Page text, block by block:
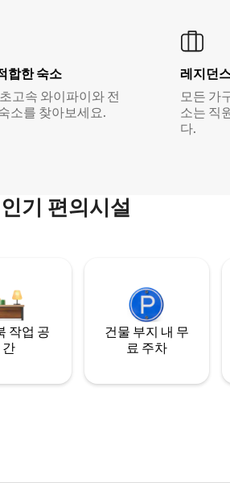
합한 숙소
고속 와이파이와 전
소를 찾아보세요.
레지던
모든 가
소는 직
다.
기 편의시설
작업 공
간
건물 부지 내 무
료 주차